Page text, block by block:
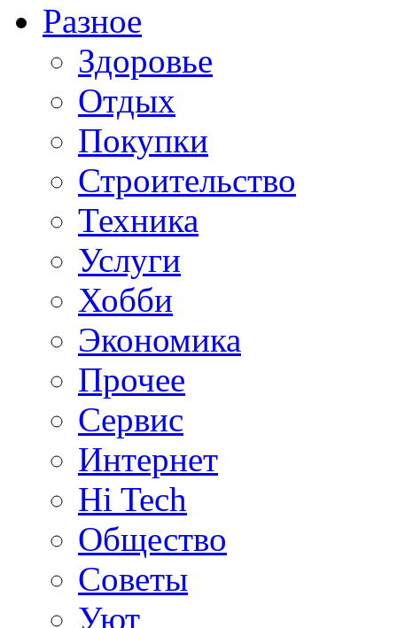
Разное
Здоровье
Отдых
Покупки
Строительство
Техника
Услуги
Хобби
Экономика
Прочее
Сервис
Интернет
Hi Tech
Общество
Советы
Уют